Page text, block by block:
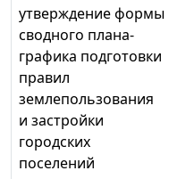
утверждение формы
сводного плана-
графика подготовки
правил
землепользования
и застройки
городских
поселений